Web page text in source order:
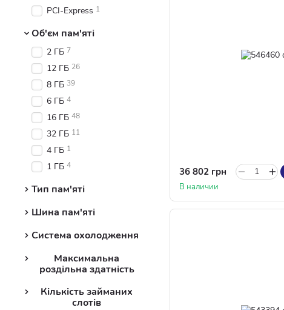
36 802 грн
В наличии
PCI-Express 1
Об'єм пам'яті
2 ГБ 7
12 ГБ 26
8 ГБ 39
6 ГБ 4
16 ГБ 48
32 ГБ 11
4 ГБ 1
1 ГБ 4
Тип пам'яті
Шина пам'яті
Система охолодження
Максимальна
роздільна здатність
Кількість займаних
слотів